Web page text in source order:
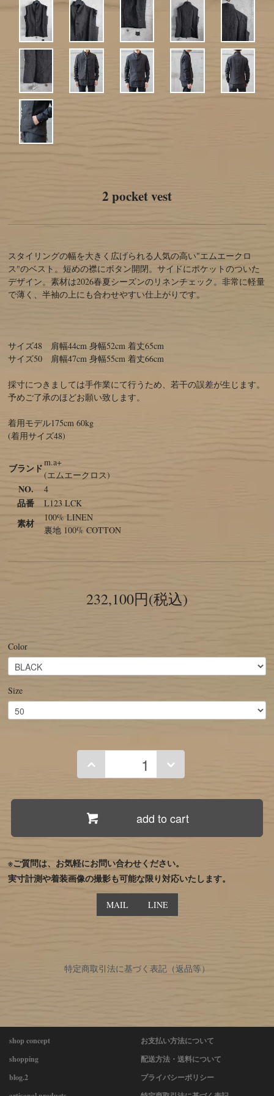
2 pocket vest
スタイリングの幅を大きく広げられる人気の高い"エムエークロ
ス"のベスト。短めの襟にボタン開閉。サイドにポケットのついた
デザイン。素材は2026春夏シーズンのリネンチェック。非常に軽量
で薄く、半袖の上にも合わせやすい仕上がりです。
サイズ48 肩幅44cm 身幅52cm 着丈65cm
サイズ50 肩幅47cm 身幅55cm 着丈66cm
採寸につきましては手作業にて行うため、若干の誤差が生じます。
予めご了承のほどお願い致します。
着用モデル175cm 60kg
(着用サイズ48)
ブランドm.a+
(エムエークロス)
NO. 4
品番 L123 LCK
素材
100% LINEN
裏地 100% COTTON
232,100円(税込)
Color
Size
add to cart
※ご質問は、お気軽にお問い合わせください。
実寸計測や着装画像の撮影も可能な限り対応いたします。
MAIL LINE
特定商取引法に基づく表記（返品等）
shop concept
shopping
blog.2
お支払い方法について
配送方法・送料について
プライバシーポリシー